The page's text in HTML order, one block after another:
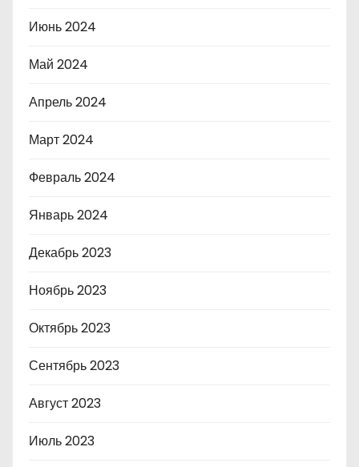
Июнь 2024
Май 2024
Апрель 2024
Март 2024
Февраль 2024
Январь 2024
Декабрь 2023
Ноябрь 2023
Октябрь 2023
Сентябрь 2023
Август 2023
Июль 2023